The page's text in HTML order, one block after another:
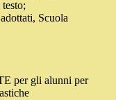
Scuola
per gli alunni per